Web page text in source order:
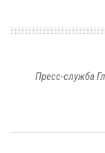
Пресс-служба